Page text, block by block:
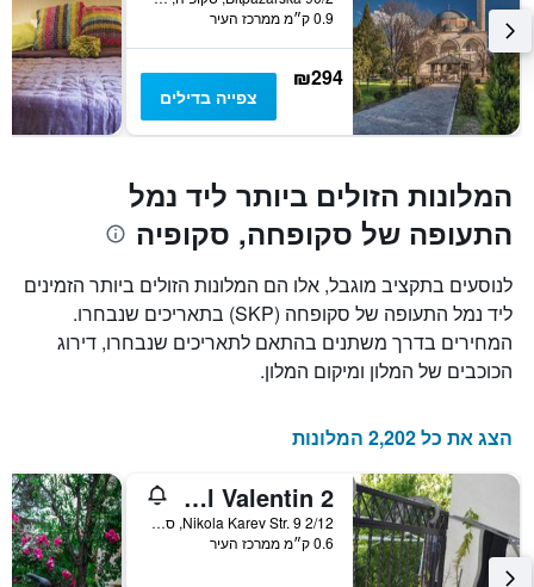
מחיר
הממוצע
של
חדר
0.9 ק״מ ממרכז העיר
₪294
צפייה בדילים
המלונות הזולים ביותר ליד נמל
התעופה של סקופחה, סקופיה
לנוסעים בתקציב מוגבל, אלו הם המלונות הזולים ביותר הזמינים
ליד נמל התעופה של סקופחה (SKP) בתאריכים שנבחרו.
המחירים בדרך משתנים בהתאם לתאריכים שנבחרו, דירוג
הכוכבים של המלון ומיקום המלון.
הצג את כל 2,202 המלונות
Hostel Valentin 2
Nikola Karev Str. 9 2/12, סקופיה, מקדוניה
0.6 ק״מ ממרכז העיר